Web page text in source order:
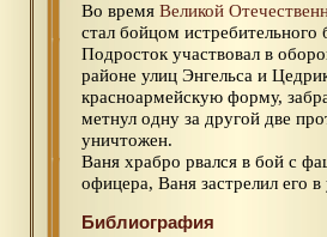
Во время Великой
стал бойцом истребительного
Подросток участвовал в
районе улиц Энгельса и
красноармейскую форму,
метнул одну за другой две
уничтожен.
Ваня храбро рвался в бой с
офицера, Ваня застрелил его
Библиография